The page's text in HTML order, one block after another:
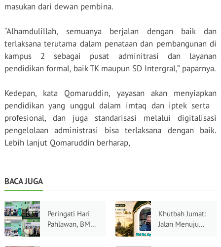
masukan dari dewan pembina.
“Alhamdulillah, semuanya berjalan dengan baik dan
terlaksana terutama dalam penataan dan pembangunan di
kampus 2 sebagai pusat adminitrasi dan layanan
pendidikan formal, baik TK maupun SD Intergral,” paparnya.
Kedepan, kata Qomaruddin, yayasan akan menyiapkan
pendidikan yang unggul dalam imtaq dan iptek serta
profesional, dan juga standarisasi melalui digitalisasi
pengelolaan administrasi bisa terlaksana dengan baik.
Lebih lanjut Qomaruddin berharap,
BACA JUGA
Peringati Hari
Pahlawan, BMH
Khutbah Jumat:
Jalan Menuju